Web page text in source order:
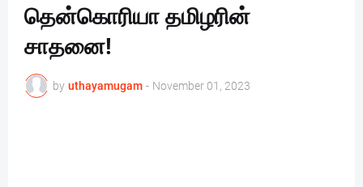
தென்கொரியா தமிழரின்
சாதனை!
by uthayamugam - November 01, 2023